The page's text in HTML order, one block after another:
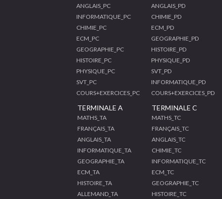
ANGLAIS_PC
INFORMATIQUE_PC
CHIMIE_PC
ECM_PC
GEOGRAPHIE_PC
HISTOIRE_PC
PHYSIQUE_PC
SVT_PC
COURS+EXERCICES_PC
ANGLAIS_PD
CHIMIE_PD
ECM_PD
GEOGRAPHIE_PD
HISTOIRE_PD
PHYSIQUE_PD
SVT_PD
INFORMATIQUE_PD
COURS+EXERCICES_PD
TERMINALE A
MATHS_TA
FRANÇAIS_TA
ANGLAIS_TA
INFORMATIQUE_TA
GEOGRAPHIE_TA
ECM_TA
HISTOIRE_TA
ALLEMAND_TA
TERMINALE C
MATHS_TC
FRANÇAIS_TC
ANGLAIS_TC
CHIMIE_TC
INFORMATIQUE_TC
ECM_TC
GEOGRAPHIE_TC
HISTOIRE_TC